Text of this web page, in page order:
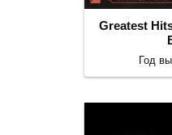
Greatest
Год